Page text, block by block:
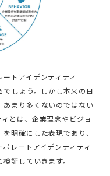
トアイデンティティ
でしょう。しかし本来の目
あまり多くないのではない
とは、企業理念やビジョ
明確にした表現であり、
レートアイデンティティ
証していきます。